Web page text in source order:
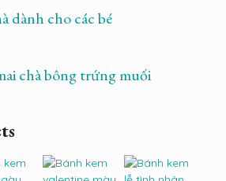
dành cho các bé
chà bông trứng muối